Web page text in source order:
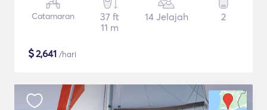
Catamaran
37 ft
11 m
14 Jelajah 2
$2,641 /hari